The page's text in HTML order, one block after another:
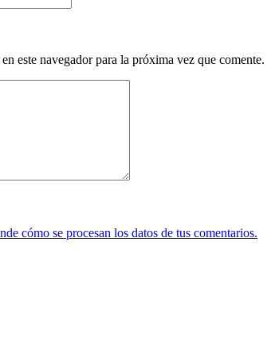
este navegador para la próxima vez que comente.
cómo se procesan los datos de tus comentarios.